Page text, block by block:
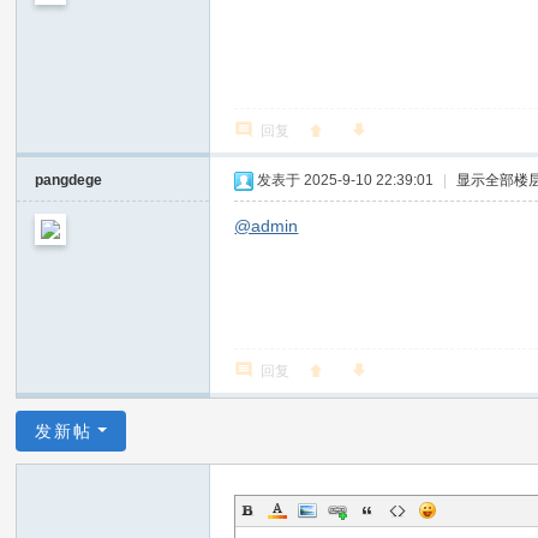
回复
pangdege 发表于 2025-9-10 22:39:01 显示全部楼
@admin
回复
发新帖